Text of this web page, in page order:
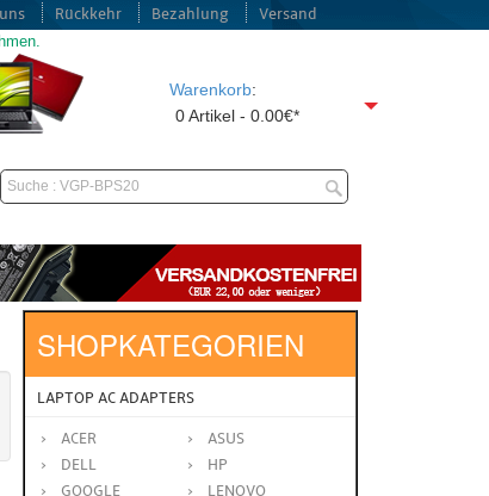
Rückkehr Bezahlung Versand
Warenkorb:
0 Artikel - 0.00€*
SHOPKATEGORIEN
LAPTOP AC ADAPTERS
ACER
ASUS
DELL
HP
GOOGLE
LENOVO